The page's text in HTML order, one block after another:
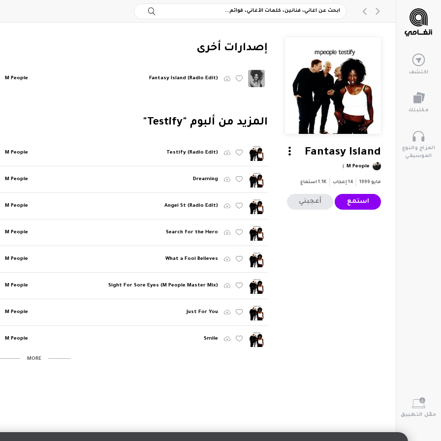
اكتشف
مكتبتك
المزاج والنوع
الموسيقي
حمّل التطبيق
Fantasy Island
M People
مايو 1999 14 إعجاب 1.1K استماع
استمع أعجبني
‏إصدارات أخرى
Fantasy Island (Radio Edit)
M People
‏المزيد من ألبوم "Testify"
Testify (Radio Edit)
M People
Dreaming
M People
Angel St (Radio Edit)
M People
Search for the Hero
M People
What a Fool Believes
M People
Sight For Sore Eyes (M People Master Mix)
M People
Just For You
M People
Smile
M People
MORE